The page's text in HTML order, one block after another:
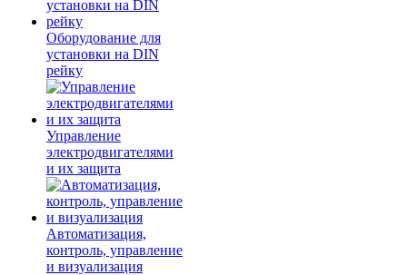
Оборудование для
установки на DIN
рейку
Управление
электродвигателями
и их защита
Автоматизация,
контроль, управление
и визуализация